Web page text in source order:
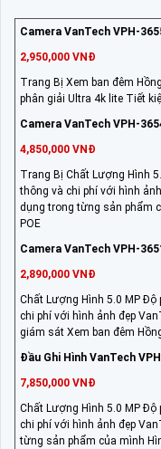
Camera VanTech VPH-
2,950,000 VNĐ
Trang Bị Xem ban đêm
phân giải Ultra 4k lite Tiết
Camera VanTech VPH-
4,850,000 VNĐ
Trang Bị Chất Lượng Hình
thông và chi phí với hình
dụng trong từng sản phẩm
POE
Camera VanTech VPH-
2,890,000 VNĐ
Chất Lượng Hình 5.0 MP Độ
chi phí với hình ảnh đẹp
giám sát Xem ban đêm
Đầu Ghi Hình VanTech
7,850,000 VNĐ
Chất Lượng Hình 5.0 MP Độ
chi phí với hình ảnh đẹp
từng sản phẩm của mình